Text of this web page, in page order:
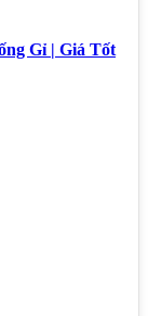
Gỉ | Giá Tốt